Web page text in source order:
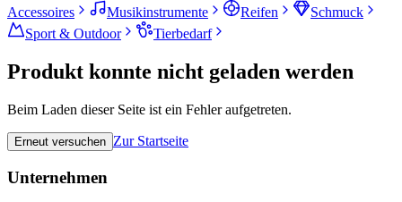
Accessoires
Musikinstrumente Reifen
Schmuck
Sport & Outdoor
Tierbedarf
Produkt konnte nicht geladen werden
Beim Laden dieser Seite ist ein Fehler aufgetreten.
Erneut versuchen Zur Startseite
Unternehmen